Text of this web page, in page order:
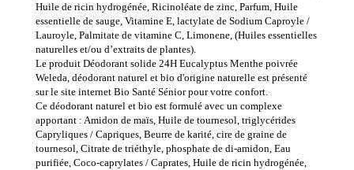
Huile de ricin hydrogénée, Ricinoléate de zinc, Parfum, Huile
essentielle de sauge, Vitamine E, lactylate de Sodium Caproyle /
Lauroyle, Palmitate de vitamine C, Limonene, (Huiles essentielles
naturelles et/ou d’extraits de plantes).
Le produit Déodorant solide 24H Eucalyptus Menthe poivrée
Weleda, déodorant naturel et bio d'origine naturelle est présenté
sur le site internet Bio Santé Sénior pour votre confort.
Ce déodorant naturel et bio est formulé avec un complexe
apportant : Amidon de maïs, Huile de tournesol, triglycérides
Capryliques / Capriques, Beurre de karité, cire de graine de
tournesol, Citrate de triéthyle, phosphate de di-amidon, Eau
purifiée, Coco-caprylates / Caprates, Huile de ricin hydrogénée,